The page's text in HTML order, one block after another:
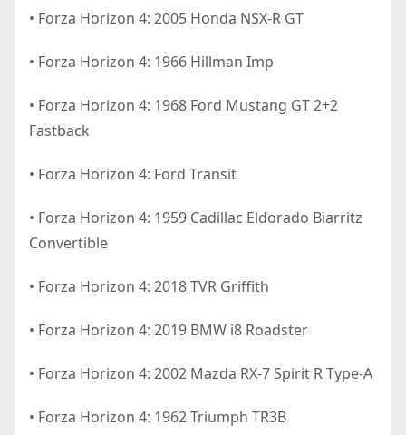
• Forza Horizon 4: 2005 Honda NSX-R GT
• Forza Horizon 4: 1966 Hillman Imp
• Forza Horizon 4: 1968 Ford Mustang GT 2+2
Fastback
• Forza Horizon 4: Ford Transit
• Forza Horizon 4: 1959 Cadillac Eldorado Biarritz
Convertible
• Forza Horizon 4: 2018 TVR Griffith
• Forza Horizon 4: 2019 BMW i8 Roadster
• Forza Horizon 4: 2002 Mazda RX-7 Spirit R Type-A
• Forza Horizon 4: 1962 Triumph TR3B